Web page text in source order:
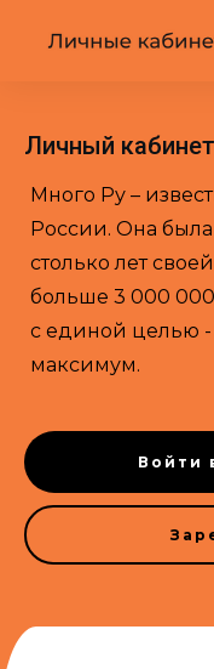
Личный
Много Ру –
России. Она была
столько лет
больше 3 000
с единой целью -
максимум.
Войти